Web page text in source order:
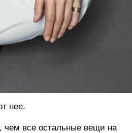
нее.
чем все остальные вещи на